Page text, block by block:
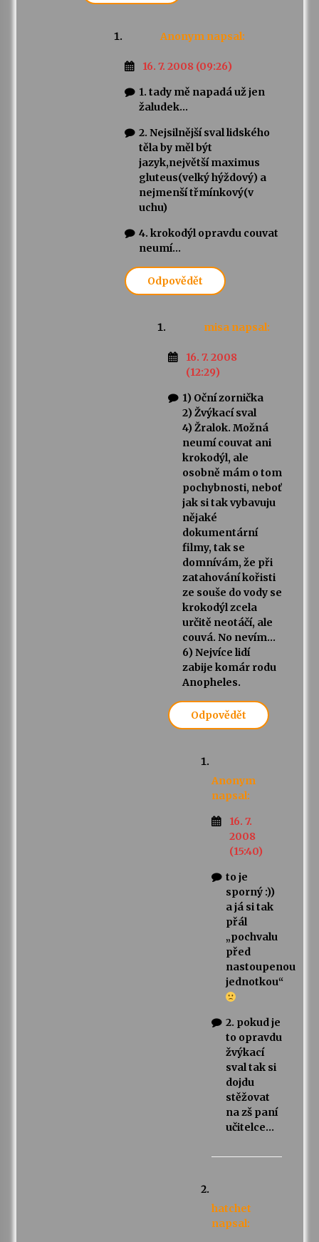
Anonym napsal:
16. 7. 2008 (09:26)
1. tady mě napadá už jen
žaludek…
2. Nejsilnější sval lidského
těla by měl být
jazyk,největší maximus
gluteus(velký hýždový) a
nejmenší třmínkový(v
uchu)
4. krokodýl opravdu couvat
neumí…
Odpovědět
misa napsal:
16. 7. 2008
(12:29)
1) Oční zornička
2) Žvýkací sval
4) Žralok. Možná
neumí couvat ani
krokodýl, ale
osobně mám o tom
pochybnosti, neboť
jak si tak vybavuju
nějaké
dokumentární
filmy, tak se
domnívám, že při
zatahování kořisti
ze souše do vody se
krokodýl zcela
určitě neotáčí, ale
couvá. No nevím…
6) Nejvíce lidí
zabije komár rodu
Anopheles.
Odpovědět
Anonym
napsal:
16. 7.
2008
(15:40)
to je
sporný :))
a já si tak
přál
„pochvalu
před
nastoupenou
jednotkou“
2. pokud je
to opravdu
žvýkací
sval tak si
dojdu
stěžovat
na zš paní
učitelce…
hatchet
napsal: